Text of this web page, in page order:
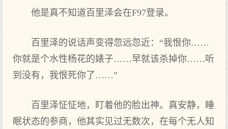
他是真不知道百里泽会在F97登录。
百里泽的说话声变得忽远忽近：“我恨你……
你就是个水性杨花的婊子……早就该杀掉你……听
到没有，我恨死你了……”
百里泽怔怔地，盯着他的脸出神。真安静，睡
眠状态的参商，他其实见过无数次，在每个无人知